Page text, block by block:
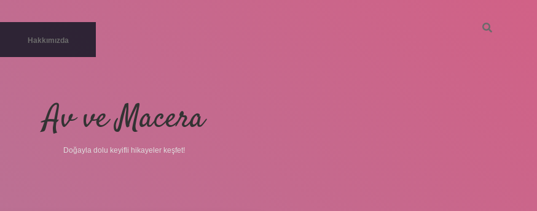
Hakkımızda
Av ve Macera
Doğayla dolu keyifli hikayeler keşfet!